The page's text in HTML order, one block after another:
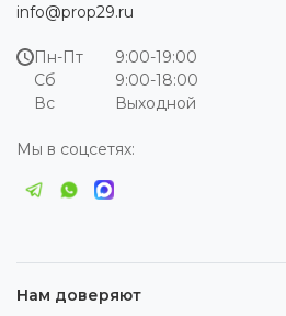
info@prop29.ru
Пн-Пт
9:00-19:00
Сб
9:00-18:00
Вс
Выходной
Мы в соцсетях:
Нам доверяют